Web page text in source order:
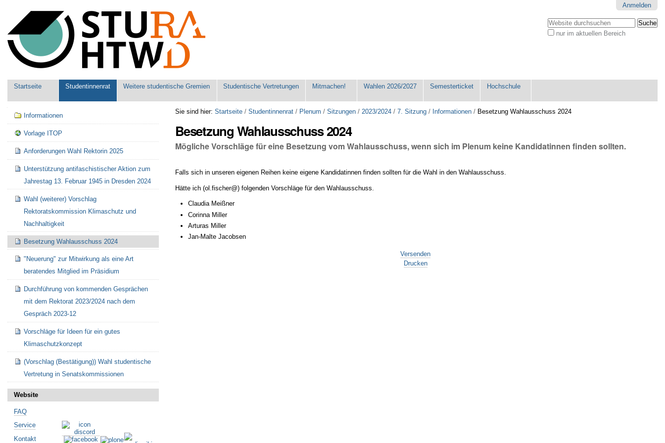
Werkzeuge
Anmelden
Website durchsuchen
nur im aktuellen Bereich
Sektionen
Startseite Studentinnenrat Weitere studentische Gremien Studentische Vertretungen Mitmachen! Wahlen 2026/2027 Semesterticket Hochschule
Sie sind hier: Startseite /Studentinnenrat / Plenum /Sitzungen /2023/2024 /7. Sitzung / Informationen / Besetzung Wahlausschuss 2024
Besetzung Wahlausschuss 2024
Mögliche Vorschläge für eine Besetzung vom Wahlausschuss, wenn sich im Plenum keine Kandidatinnen finden sollten.
Falls sich in unseren eigenen Reihen keine eigene Kandidatinnen finden sollten für die Wahl in den Wahlausschuss.
Hätte ich (ol.fischer@) folgenden Vorschläge für den Wahlausschuss.
Claudia Meißner
Corinna Miller
Arturas Miller
Jan-Malte Jacobsen
Versenden
Drucken
Navigation
Informationen
Vorlage ITOP
Anforderungen Wahl Rektorin 2025
Unterstützung antifaschistischer Aktion zum
Jahrestag 13. Februar 1945 in Dresden 2024
Wahl (weiterer) Vorschlag
Rektoratskommission Klimaschutz und
Nachhaltigkeit
Besetzung Wahlausschuss 2024
"Neuerung" zur Mitwirkung als eine Art
beratendes Mitglied im Präsidium
Durchführung von kommenden Gesprächen
mit dem Rektorat 2023/2024 nach dem
Gespräch 2023-12
Vorschläge für Ideen für ein gutes
Klimaschutzkonzept
(Vorschlag (Bestätigung)) Wahl studentische
Vertretung in Senatskommissionen
Website
FAQ
Service
Kontakt